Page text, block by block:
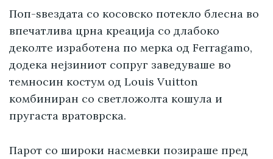
Поп-ѕвездата со косовско потекло блесна во
впечатлива црна креација со длабоко
деколте изработена по мерка од Ferragamo,
додека нејзиниот сопруг заведуваше во
темносин костум од Louis Vuitton
комбиниран со светложолта кошула и
пругаста вратоврска.
Парот со широки насмевки позираше пред